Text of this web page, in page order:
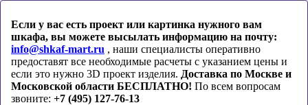
Если у вас есть проект или картинка нужного вам
шкафа, вы можете высылать информацию на почту:
info@shkaf-mart.ru , наши специалисты оперативно
предоставят все необходимые расчеты с указанием цены и
если это нужно 3D проект изделия. Доставка по Москве и
Московской области БЕСПЛАТНО! По всем вопросам
звоните: +7 (495) 127-76-13